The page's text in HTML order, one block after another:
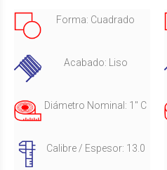
Forma: Cuadrado
Acabado: Liso
Diámetro Nominal: 1" C
Calibre / Espesor: 13.0